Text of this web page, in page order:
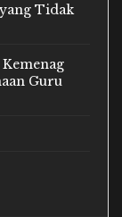
Tidak
Guru